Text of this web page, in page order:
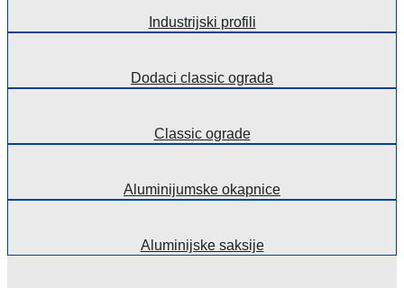
Industrijski profili
Dodaci classic ograda
Classic ograde
Aluminijumske okapnice
Aluminijske saksije